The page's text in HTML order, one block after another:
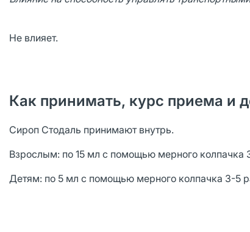
Не влияет.
Как принимать, курс приема и
Сироп Стодаль принимают внутрь.
Взрослым: по 15 мл с помощью мерного колпачка
Детям: по 5 мл с помощью мерного колпачка 3-5